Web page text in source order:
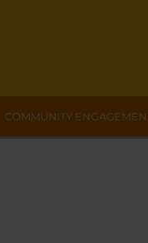
COMMUNITY